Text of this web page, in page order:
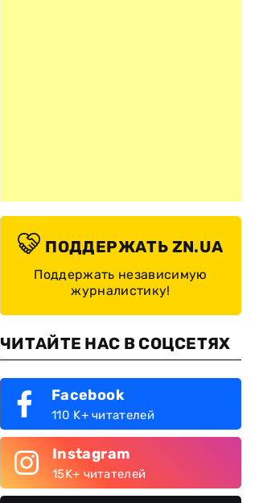
ПОДДЕРЖАТЬ ZN.UA
Поддержать независимую
журналистику!
ЧИТАЙТЕ НАС В СОЦСЕТЯХ
Facebook
110 K+ читателей
Instagram
15K+ читателей